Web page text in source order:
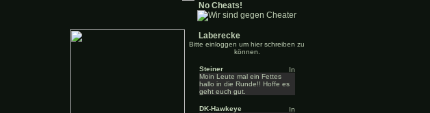
No Cheats!
Laberecke
Bitte einloggen um hier schreiben zu
können.
Steiner
Moin Leute mal ein Fettes
hallo in die Runde!! Hoffe es
geht euch gut.
DK-Hawkeye